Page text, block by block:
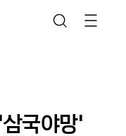
국야망’